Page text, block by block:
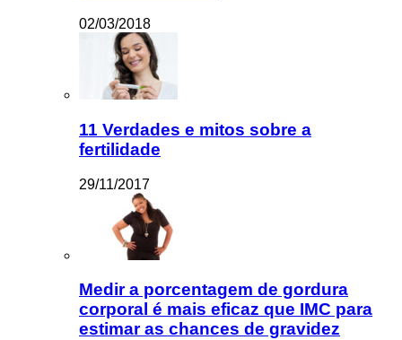
02/03/2018
11 Verdades e mitos sobre a
fertilidade
29/11/2017
Medir a porcentagem de gordura
corporal é mais eficaz que IMC para
estimar as chances de gravidez